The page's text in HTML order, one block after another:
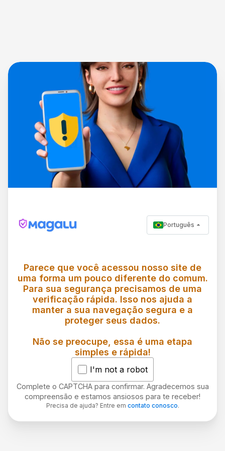
Português
Parece que você acessou nosso site de
uma forma um pouco diferente do comum.
Para sua segurança precisamos de uma
verificação rápida. Isso nos ajuda a
manter a sua navegação segura e a
proteger seus dados.
Não se preocupe, essa é uma etapa
simples e rápida!
I'm not a robot
Complete o CAPTCHA para confirmar. Agradecemos sua
compreensão e estamos ansiosos para te receber!
Precisa de ajuda? Entre em contato conosco.